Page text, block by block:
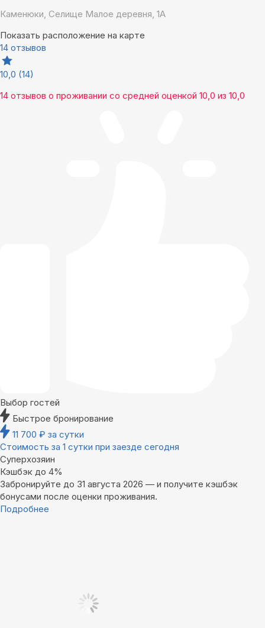
Каменюки, Селище Малое деревня, 1А
Показать расположение на карте
14 отзывов
10,0 (14)
14 отзывов о проживании со средней оценкой 10,0 из 10,0
Выбор гостей
Быстрое бронирование
11 700 ₽ за сутки
Стоимость за 1 сутки при заезде сегодня
Суперхозяин
Кэшбэк до 4%
Забронируйте до 31 августа 2026 — и получите кэшбэк
бонусами после оценки проживания.
Подробнее